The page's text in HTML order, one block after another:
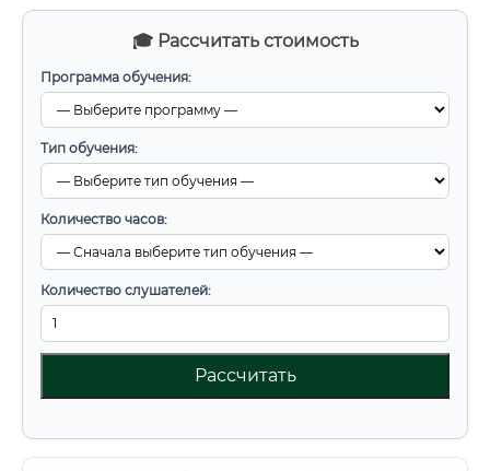
🎓 Рассчитать стоимость
Программа обучения:
Тип обучения:
Количество часов:
Количество слушателей:
Рассчитать